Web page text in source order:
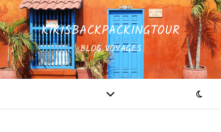
KIKISBACKPACKINGTOUR
BLOG VOYAGES